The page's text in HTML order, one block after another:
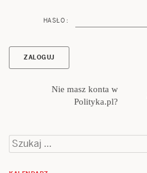
HASŁO :
Nie masz konta w
Polityka.pl?
Szukaj: